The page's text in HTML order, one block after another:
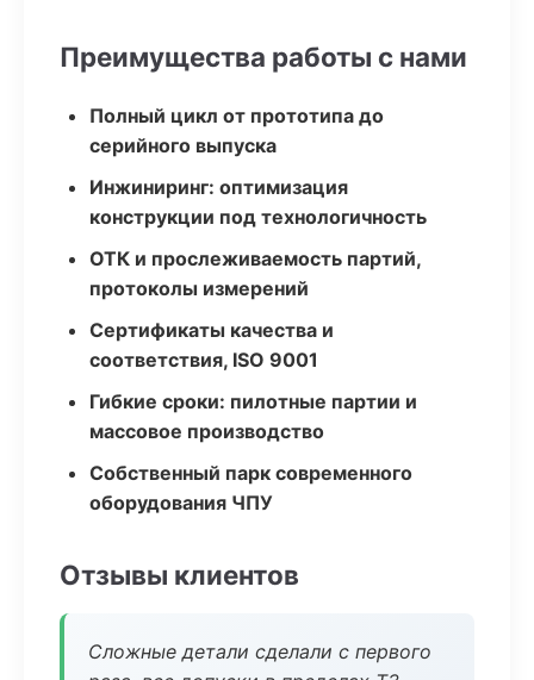
Преимущества работы с нами
Полный цикл от прототипа до
серийного выпуска
Инжиниринг: оптимизация
конструкции под технологичность
ОТК и прослеживаемость партий,
протоколы измерений
Сертификаты качества и
соответствия, ISO 9001
Гибкие сроки: пилотные партии и
массовое производство
Собственный парк современного
оборудования ЧПУ
Отзывы клиентов
Сложные детали сделали с первого